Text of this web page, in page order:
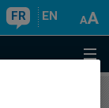
FR EN